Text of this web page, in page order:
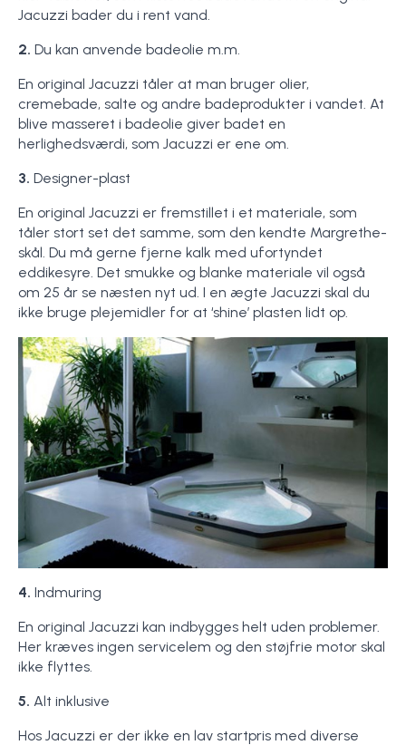
Jacuzzi bader du i rent vand.
2. Du kan anvende badeolie m.m.
En original Jacuzzi tåler at man bruger olier,
cremebade, salte og andre badeprodukter i vandet. At
blive masseret i badeolie giver badet en
herlighedsværdi, som Jacuzzi er ene om.
3. Designer-plast
En original Jacuzzi er fremstillet i et materiale, som
tåler stort set det samme, som den kendte Margrethe-
skål. Du må gerne fjerne kalk med ufortyndet
eddikesyre. Det smukke og blanke materiale vil også
om 25 år se næsten nyt ud. I en ægte Jacuzzi skal du
ikke bruge plejemidler for at ‘shine’ plasten lidt op.
4. Indmuring
En original Jacuzzi kan indbygges helt uden problemer.
Her kræves ingen servicelem og den støjfrie motor skal
ikke flyttes.
5. Alt inklusive
Hos Jacuzzi er der ikke en lav startpris med diverse